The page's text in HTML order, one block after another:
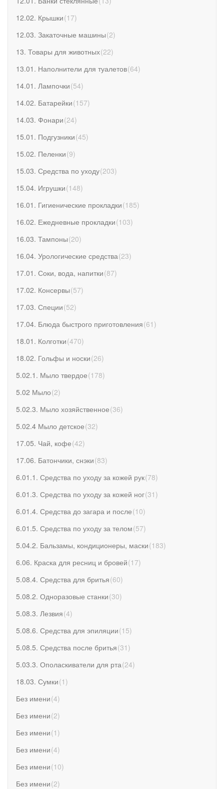
12.02. Крышки(17)
12.03. Закаточные машины(2)
13. Товары для животных(22)
13.01. Наполнители для туалетов(64)
14.01. Лампочки(54)
14.02. Батарейки(157)
14.03. Фонари(24)
15.01. Подгузники(45)
15.02. Пеленки(9)
15.03. Средства по уходу(203)
15.04. Игрушки(148)
16.01. Гигиенические прокладки(185)
16.02. Ежедневные прокладки(103)
16.03. Тампоны(20)
16.04. Урологические средства(23)
17.01. Соки, вода, напитки(87)
17.02. Консервы(57)
17.03. Специи(52)
17.04. Блюда быстрого приготовления(61 )
18.01. Колготки(470)
18.02. Гольфы и носки(26)
5.02.1. Мыло твердое(178)
5.02 Мыло(2)
5.02.3. Мыло хозяйственное(36)
5.02.4 Мыло детское(32)
17.05. Чай, кофе(42)
17.06. Батончики, снэки(83)
6.01.1. Средства по уходу за кожей рук(78)
6.01.3. Средства по уходу за кожей ног(31 )
6.01.4. Средства до загара и после(10)
6.01.5. Средства по уходу за телом(57)
5.04.2. Бальзамы, кондиционеры, маски(183)
6.06. Краска для ресниц и бровей(17)
5.08.4. Средства для бритья(60)
5.08.2. Одноразовые станки(30)
5.08.3. Лезвия(4)
5.08.6. Средства для эпиляции(15)
5.08.5. Средства после бритья(31 )
5.03.3. Ополаскиватели для рта(24)
18.03. Сумки(1 )
Без имени(4)
Без имени(2)
Без имени(1 )
Без имени(4)
Без имени(10)
Без имени(2)